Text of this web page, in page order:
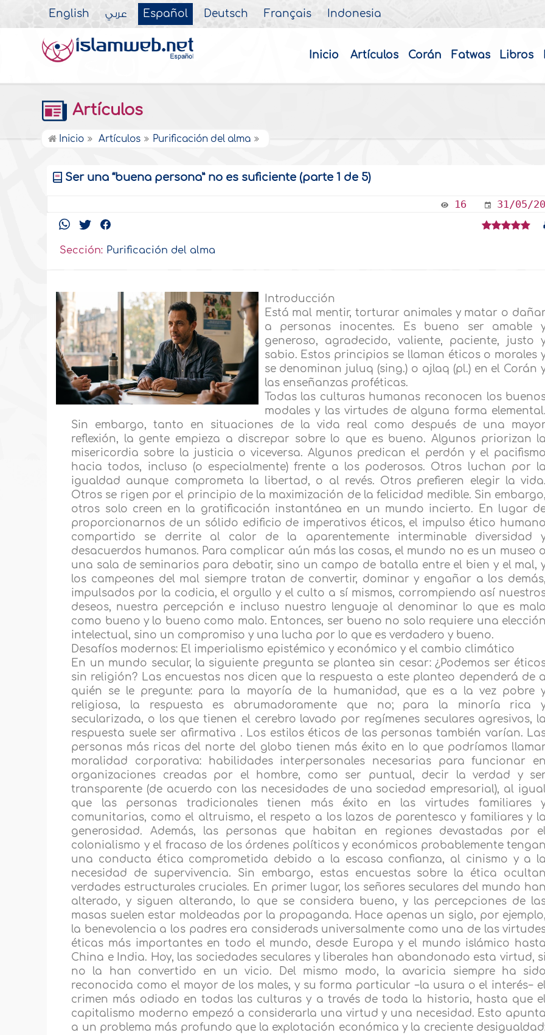
English عربي Español Deutsch Français Indonesia
Inicio Artículos Corán Fatwas Libros
Artículos
Inicio Artículos Purificación del alma
Ser una “buena persona” no es suficiente (parte 1 de 5)
16 31/05/
Sección: Purificación del alma
Introducción
Está mal mentir, torturar animales y matar o dañar
a personas inocentes. Es bueno ser amable
generoso, agradecido, valiente, paciente, justo
sabio. Estos principios se llaman éticos o morales
se denominan juluq (sing.) o ajlaq (pl.) en el Corán
las enseñanzas proféticas.
Todas las culturas humanas reconocen los
modales y las virtudes de alguna forma elemental.
Sin embargo, tanto en situaciones de la vida real como después de una mayor
reflexión, la gente empieza a discrepar sobre lo que es bueno. Algunos priorizan la
misericordia sobre la justicia o viceversa. Algunos predican el perdón y el pacifismo
hacia todos, incluso (o especialmente) frente a los poderosos. Otros luchan por la
igualdad aunque comprometa la libertad, o al revés. Otros prefieren elegir la vida.
Otros se rigen por el principio de la maximización de la felicidad medible. Sin embargo,
otros solo creen en la gratificación instantánea en un mundo incierto. En lugar
proporcionarnos de un sólido edificio de imperativos éticos, el impulso ético humano
compartido se derrite al calor de la aparentemente interminable diversidad
desacuerdos humanos. Para complicar aún más las cosas, el mundo no es un museo o
una sala de seminarios para debatir, sino un campo de batalla entre el bien y el mal,
los campeones del mal siempre tratan de convertir, dominar y engañar a los demás,
impulsados por la codicia, el orgullo y el culto a sí mismos, corrompiendo así
deseos, nuestra percepción e incluso nuestro lenguaje al denominar lo que es malo
como bueno y lo bueno como malo. Entonces, ser bueno no solo requiere una elección
intelectual, sino un compromiso y una lucha por lo que es verdadero y bueno.
Desafíos modernos: El imperialismo epistémico y económico y el cambio climático
En un mundo secular, la siguiente pregunta se plantea sin cesar: ¿Podemos ser
sin religión? Las encuestas nos dicen que la respuesta a este planteo dependerá de a
quién se le pregunte: para la mayoría de la humanidad, que es a la vez pobre
religiosa, la respuesta es abrumadoramente que no; para la minoría rica
secularizada, o los que tienen el cerebro lavado por regímenes seculares agresivos, la
respuesta suele ser afirmativa . Los estilos éticos de las personas también varían.
personas más ricas del norte del globo tienen más éxito en lo que podríamos llamar
moralidad corporativa: habilidades interpersonales necesarias para funcionar en
organizaciones creadas por el hombre, como ser puntual, decir la verdad y ser
transparente (de acuerdo con las necesidades de una sociedad empresarial), al
que las personas tradicionales tienen más éxito en las virtudes familiares
comunitarias, como el altruismo, el respeto a los lazos de parentesco y familiares y la
generosidad. Además, las personas que habitan en regiones devastadas por
colonialismo y el fracaso de los órdenes políticos y económicos probablemente tengan
una conducta ética comprometida debido a la escasa confianza, al cinismo y a la
necesidad de supervivencia. Sin embargo, estas encuestas sobre la ética ocultan
verdades estructurales cruciales. En primer lugar, los señores seculares del mundo han
alterado, y siguen alterando, lo que se considera bueno, y las percepciones de
masas suelen estar moldeadas por la propaganda. Hace apenas un siglo, por ejemplo,
la benevolencia a los padres era considerads universalmente como una de las
éticas más importantes en todo el mundo, desde Europa y el mundo islámico hasta
China e India. Hoy, las sociedades seculares y liberales han abandonado esta virtud, si
no la han convertido en un vicio. Del mismo modo, la avaricia siempre ha sido
reconocida como el mayor de los males, y su forma particular −la usura o el interés−
crimen más odiado en todas las culturas y a través de toda la historia, hasta que
capitalismo moderno empezó a considerarla una virtud y una necesidad. Esto apunta
a un problema más profundo que la explotación económica y la creciente